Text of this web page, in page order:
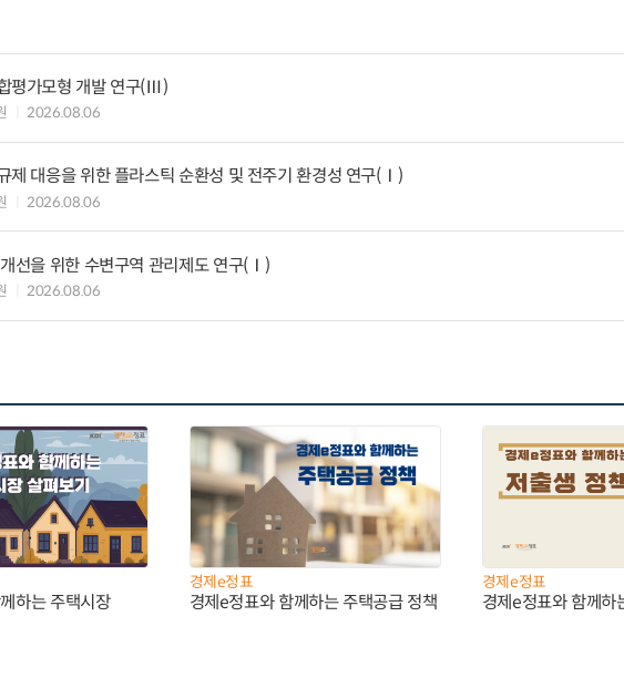
평가모형 개발 연구(Ⅲ)
2026.08.06
제 대응을 위한 플라스틱 순환성 및 전주기 환경성 연구(Ⅰ)
2026.08.06
선을 위한 수변구역 관리제도 연구(Ⅰ)
2026.08.06
하는 주택시장
경제e정표
경제e정표와 함께하는 주택공급 정책
경제e정표
경제e정표와 함께하